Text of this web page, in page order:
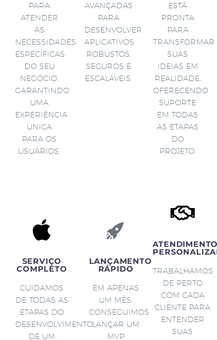
PARA
ATENDER
ÀS
NECESSIDADES
ESPECÍFICAS
DO SEU
NEGÓCIO,
GARANTINDO
UMA
EXPERIÊNCIA
ÚNICA
PARA OS
USUÁRIOS.
AVANÇADAS
PARA
DESENVOLVER
APLICATIVOS
ROBUSTOS,
SEGUROS E
ESCALÁVEIS.
ESTÁ
PRONTA
PARA
TRANSFORMAR
SUAS
IDEIAS EM
REALIDADE,
OFERECENDO
SUPORTE
EM TODAS
AS ETAPAS
DO
PROJETO.
SERVIÇO
COMPLETO
CUIDAMOS
DE TODAS AS
ETAPAS DO
DESENVOLVIMENTO
DE UM
LANÇAMENTO
RÁPIDO
EM APENAS
UM MÊS,
CONSEGUIMOS
LANÇAR UM
MVP
TRABALHAMOS
DE PERTO
COM CADA
CLIENTE PARA
ENTENDER
SUAS